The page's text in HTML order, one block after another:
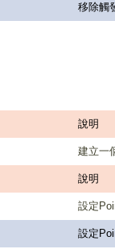
移除觸
說明
建立一
說明
設定
設定